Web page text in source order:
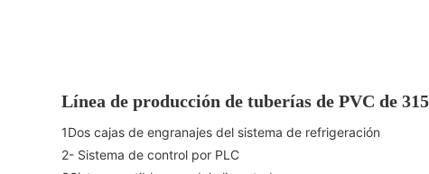
Línea de producción de tuberías de PVC de
1Dos cajas de engranajes del sistema de refrigeración
2- Sistema de control por PLC